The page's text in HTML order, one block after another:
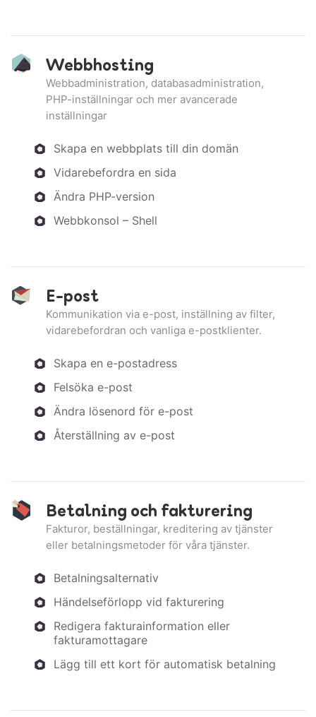
Webbhosting
Webbadministration, databasadministration,
PHP-inställningar och mer avancerade
inställningar
Skapa en webbplats till din domän
Vidarebefordra en sida
Ändra PHP-version
Webbkonsol – Shell
E-post
Kommunikation via e-post, inställning av filter,
vidarebefordran och vanliga e-postklienter.
Skapa en e-postadress
Felsöka e-post
Ändra lösenord för e-post
Återställning av e-post
Betalning och fakturering
Fakturor, beställningar, kreditering av tjänster
eller betalningsmetoder för våra tjänster.
Betalningsalternativ
Händelseförlopp vid fakturering
Redigera fakturainformation eller
fakturamottagare
Lägg till ett kort för automatisk betalning